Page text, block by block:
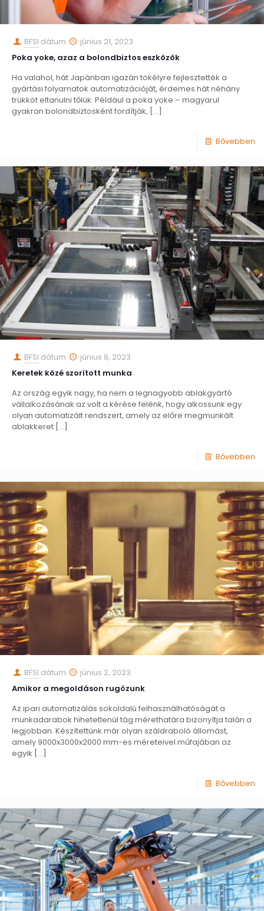
BFSI dátum
június 21, 2023
Poka yoke, azaz a bolondbiztos eszközök
Ha valahol, hát Japánban igazán tökélyre fejlesztették a
gyártási folyamatok automatizációját, érdemes hát néhány
trükköt eltanulni tőlük. Például a poka yoke – magyarul
gyakran bolondbiztosként fordítják, […]
Bővebben
BFSI dátum
június 8, 2023
Keretek közé szorított munka
Az ország egyik nagy, ha nem a legnagyobb ablakgyártó
vállalkozásának az volt a kérése felénk, hogy alkossunk egy
olyan automatizált rendszert, amely az előre megmunkált
ablakkeret […]
Bővebben
BFSI dátum
június 2, 2023
Amikor a megoldáson rugózunk
Az ipari automatizálás sokoldalú felhasználhatóságát a
munkadarabok hihetetlenül tág mérethatára bizonyítja talán a
legjobban. Készítettünk már olyan száldraboló állomást,
amely 9000x3000x2000 mm-es méreteivel műfajában az
egyik […]
Bővebben